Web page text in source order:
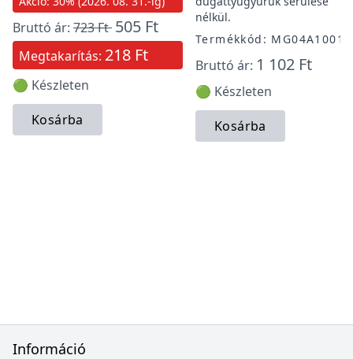
Bruttó ár: 723 Ft 505 Ft
Megtakarítás: 218 Ft
🟢 Készleten
Kosárba
nélkül.
Termékkód: MG04A1001
Bruttó ár: 1 102 Ft
🟢 Készleten
Kosárba
Információ